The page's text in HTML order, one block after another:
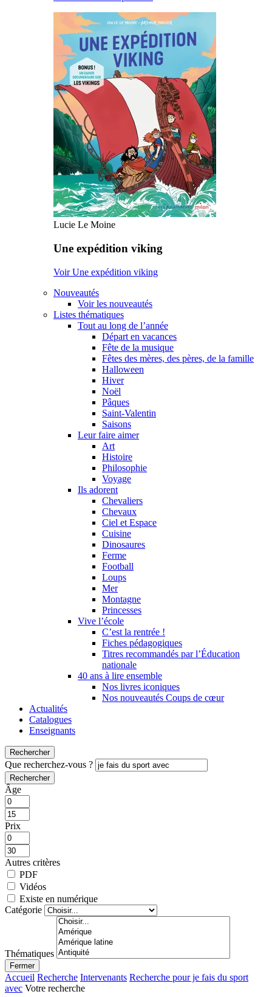
Lucie Le Moine
Une expédition viking
Voir Une expédition viking
Nouveautés
Voir les nouveautés
Listes thématiques
Tout au long de l’année
Départ en vacances
Fête de la musique
Fêtes des mères, des pères, de la famille
Halloween
Hiver
Noël
Pâques
Saint-Valentin
Saisons
Leur faire aimer
Art
Histoire
Philosophie
Voyage
Ils adorent
Chevaliers
Chevaux
Ciel et Espace
Cuisine
Dinosaures
Ferme
Football
Loups
Mer
Montagne
Princesses
Vive l’école
C’est la rentrée !
Fiches pédagogiques
Titres recommandés par l’Éducation
nationale
40 ans à lire ensemble
Nos livres iconiques
Nos nouveautés Coups de cœur
Actualités
Catalogues
Enseignants
Rechercher
Que recherchez-vous ?
Rechercher
Âge
Prix
Autres critères
PDF
Vidéos
Existe en numérique
Catégorie
Thématiques
Fermer
Accueil Recherche Intervenants Recherche pour je fais du sport
avec Votre recherche